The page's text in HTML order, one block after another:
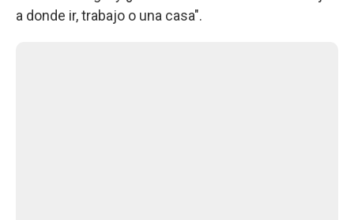
a donde ir, trabajo o una casa".